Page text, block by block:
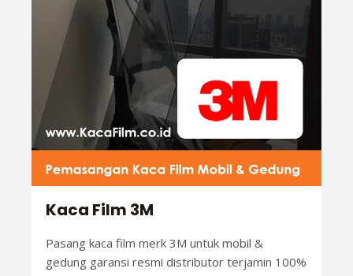
Kaca Film 3M
Pasang kaca film merk 3M untuk mobil &
gedung garansi resmi distributor terjamin 100%